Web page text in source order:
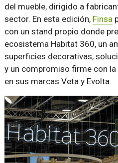
del mueble, dirigido a
sector. En esta edición, Finsa
con un stand propio donde
ecosistema Habitat 360, un
superficies decorativas,
y un compromiso firme con
en sus marcas Veta y Evolta.